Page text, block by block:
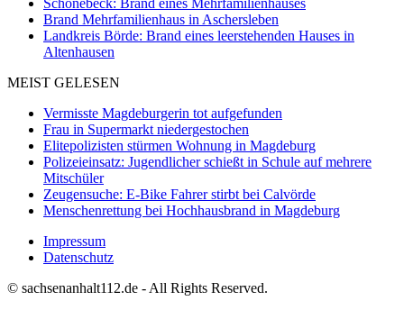
Schönebeck: Brand eines Mehrfamilienhauses
Brand Mehrfamilienhaus in Aschersleben
Landkreis Börde: Brand eines leerstehenden Hauses in
Altenhausen
MEIST GELESEN
Vermisste Magdeburgerin tot aufgefunden
Frau in Supermarkt niedergestochen
Elitepolizisten stürmen Wohnung in Magdeburg
Polizeieinsatz: Jugendlicher schießt in Schule auf mehrere
Mitschüler
Zeugensuche: E-Bike Fahrer stirbt bei Calvörde
Menschenrettung bei Hochhausbrand in Magdeburg
Impressum
Datenschutz
© sachsenanhalt112.de - All Rights Reserved.